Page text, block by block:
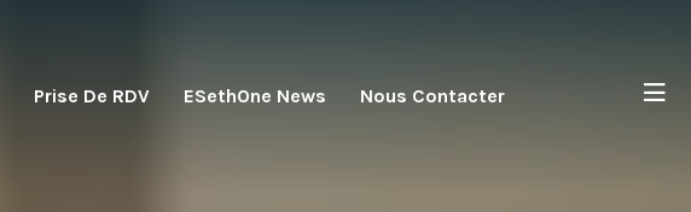
Prise De RDV ESethOne News Nous Contacter